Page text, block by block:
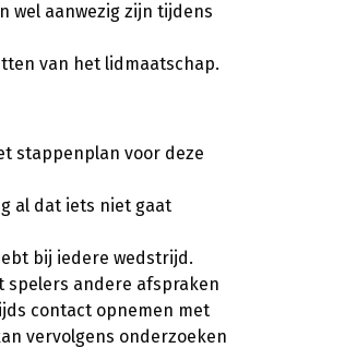
wel aanwezig zijn tijdens
van het lidmaatschap.
stappenplan voor deze
al dat iets niet gaat
bij iedere wedstrijd.
spelers andere afspraken
contact opnemen met
vervolgens onderzoeken